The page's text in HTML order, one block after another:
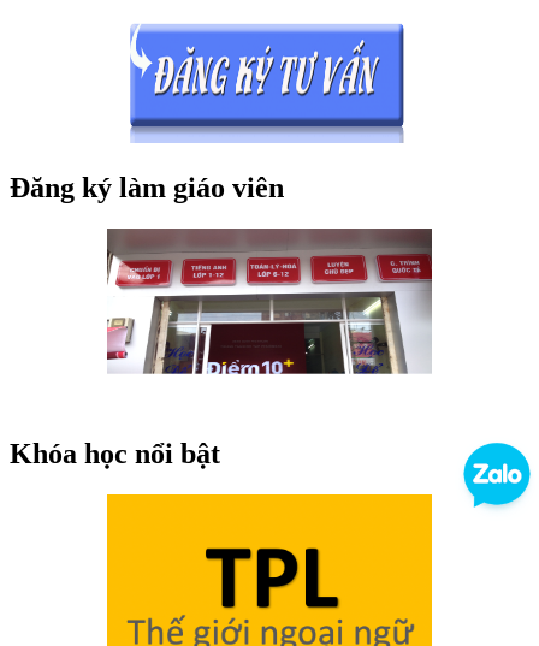
Đăng ký làm giáo viên
Khóa học nổi bật